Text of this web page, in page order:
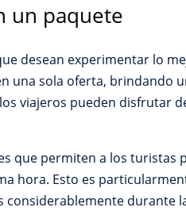
un paquete
desean experimentar lo
una sola oferta, brindando
viajeros pueden disfrutar
que permiten a los turistas
hora. Esto es
considerablemente durante